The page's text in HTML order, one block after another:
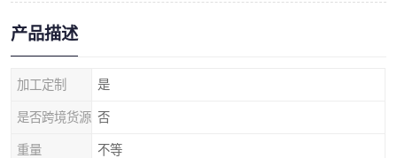
产品描述
加工定制 是
是否跨境货源 否
重量 不等